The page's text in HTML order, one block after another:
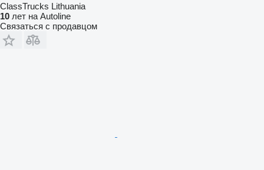
ClassTrucks Lithuania
10 лет на Autoline
Связаться с продавцом